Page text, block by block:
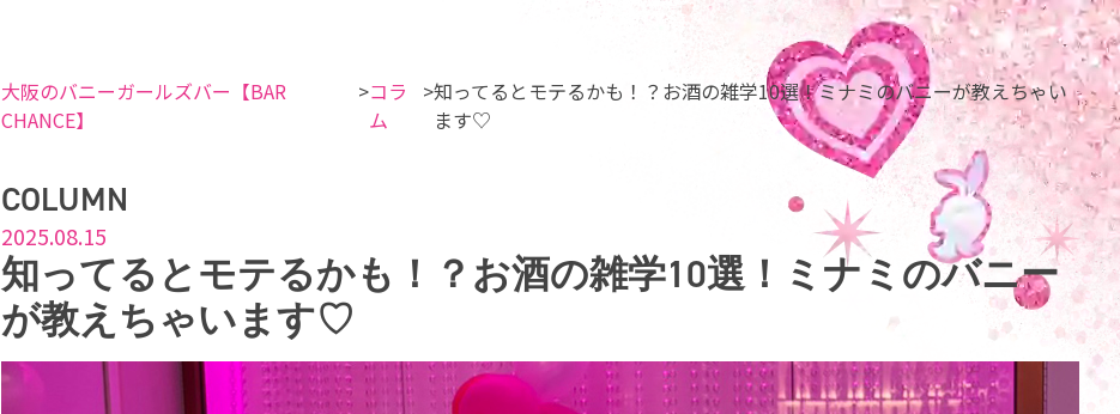
大阪のバニーガールズバー【BAR
CHANCE】
コラ
ム
知ってるとモテるかも！？お酒の雑学10選！ミナミのバニーが教えちゃい
ます♡
COLUMN
2025.08.15
知ってるとモテるかも！？お酒の雑学10選！ミナミのバニー
が教えちゃいます♡